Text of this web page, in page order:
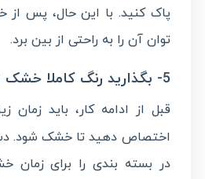
پاک کنید. با این حال، پس
توان آن را به راحتی از بین برد.
5- بگذارید رنگ کاملا خشک شود.
قبل از ادامه کار، باید زمان
اختصاص دهید تا خشک شود.
در بسته بندی را برای